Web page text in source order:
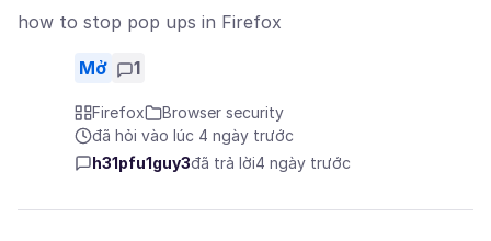
how to stop pop ups in Firefox
Mở 1
Firefox
Browser security
đã hỏi vào lúc 4 ngày trước
h31pfu1guy3đã trả lời4 ngày trước